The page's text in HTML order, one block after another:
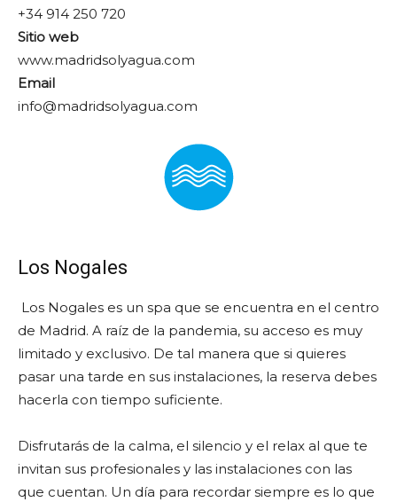
+34 914 250 720
Sitio web
www.madridsolyagua.com
Email
info@madridsolyagua.com
Los Nogales
Los Nogales es un spa que se encuentra en el centro
de Madrid. A raíz de la pandemia, su acceso es muy
limitado y exclusivo. De tal manera que si quieres
pasar una tarde en sus instalaciones, la reserva debes
hacerla con tiempo suficiente.
Disfrutarás de la calma, el silencio y el relax al que te
invitan sus profesionales y las instalaciones con las
que cuentan. Un día para recordar siempre es lo que